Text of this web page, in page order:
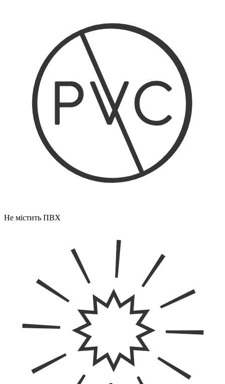
Не містить ПВХ